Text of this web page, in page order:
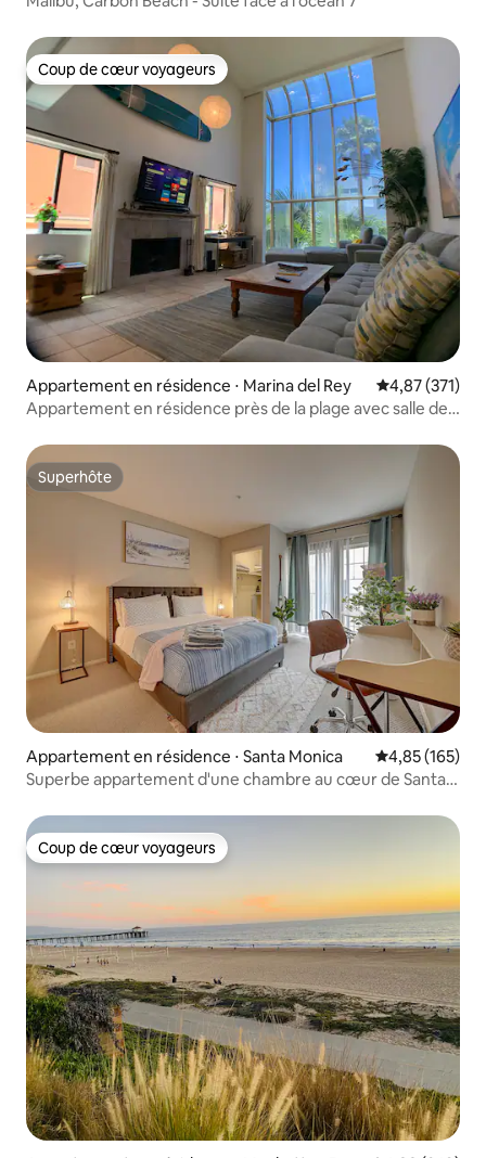
Coup de cœur voyageurs
Coup de cœur voyageurs
Appartement en résidence ⋅ Marina del Rey Évaluation
4,87 (371)
Appartement en résidence près de la plage avec salle de
Superhôte
Superhôte
Appartement en résidence ⋅ Santa Monica Évaluation
4,85 (165)
Superbe appartement d'une chambre au cœur de Santa
Coup de cœur voyageurs
Coup de cœur voyageurs